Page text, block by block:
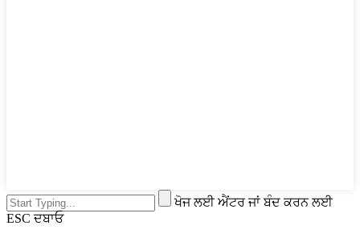
ਖੋਜ ਲਈ ਐਂਟਰ ਜਾਂ ਬੰਦ ਕਰਨ ਲਈ
ESC ਦਬਾਓ